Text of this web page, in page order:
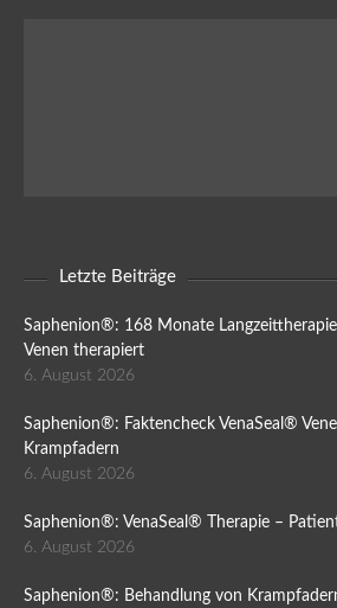
Letzte Beiträge
Saphenion®: 168 Monate
Venen therapiert
6. August 2026
Saphenion®: Faktencheck VenaSeal®
Krampfadern
6. August 2026
Saphenion®: VenaSeal® Therapie –
6. August 2026
Saphenion®: Behandlung von